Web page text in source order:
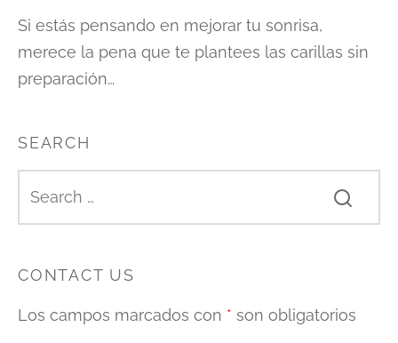
Si estás pensando en mejorar tu sonrisa,
merece la pena que te plantees las carillas sin
preparación…
SEARCH
CONTACT US
Los campos marcados con * son obligatorios